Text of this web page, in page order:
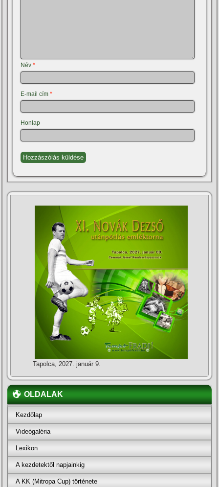
Név*
E-mail cím*
Honlap
Tapolca, 2027. január 9.
OLDALAK
Kezdőlap
Videógaléria
Lexikon
A kezdetektől napjainkig
A KK (Mitropa Cup) története